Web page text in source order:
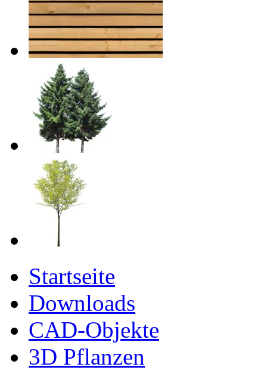
Startseite
Downloads
CAD-Objekte
3D Pflanzen